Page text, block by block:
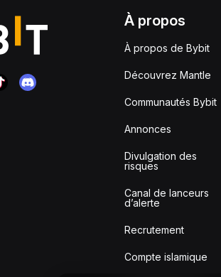
À propos
À propos de Bybit
Découvrez Mantle
Communautés Bybit
Annonces
Divulgation des
risques
Canal de lanceurs
d’alerte
Recrutement
Compte islamique